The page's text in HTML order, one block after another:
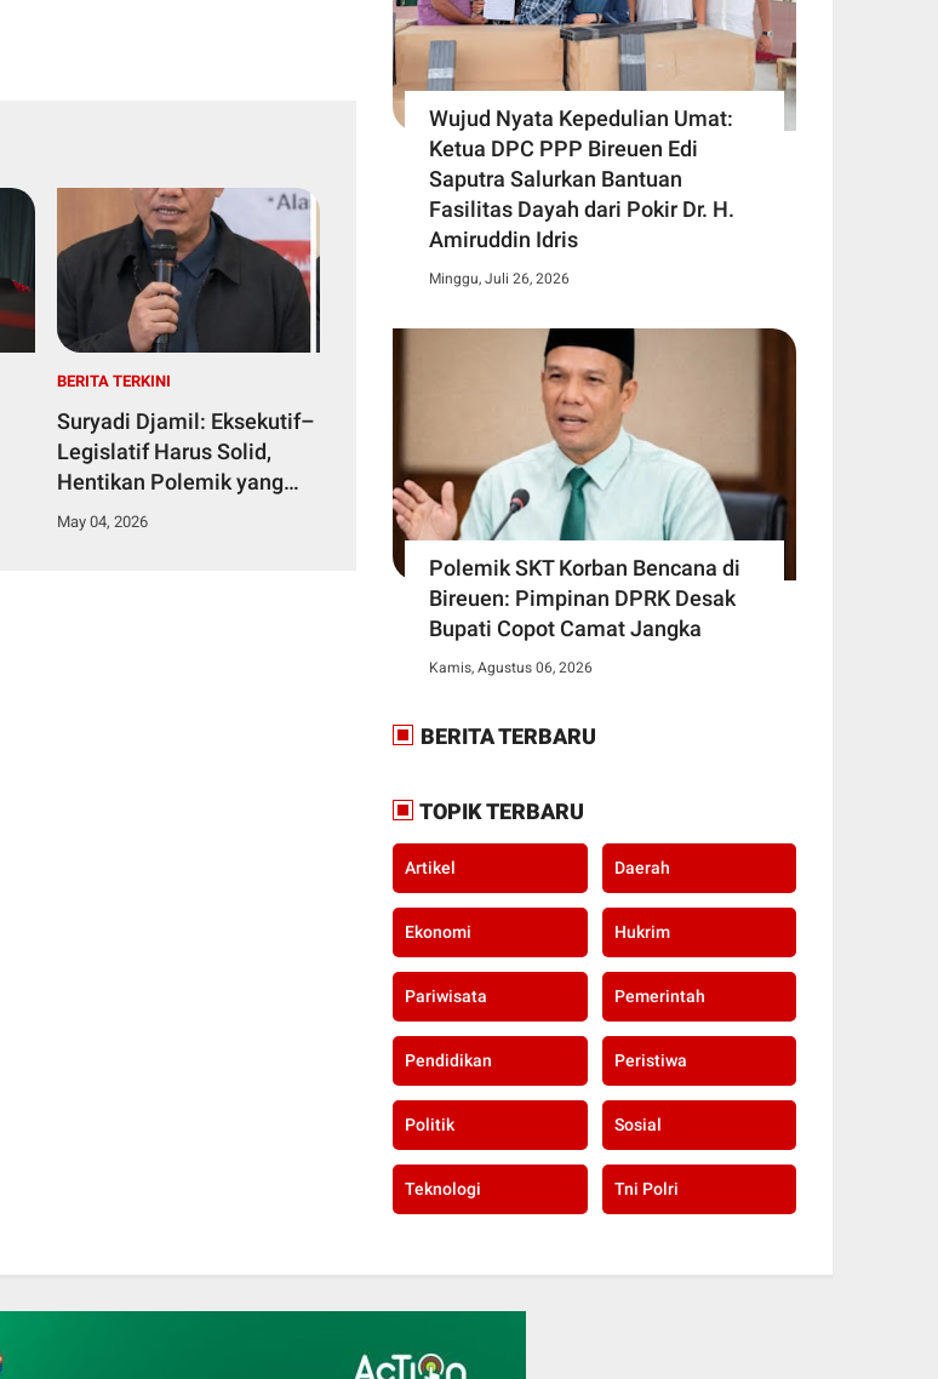
BERITA TERKINI
Suryadi Djamil: Eksekutif–
Legislatif Harus Solid,
Hentikan Polemik yang
Merusak Citra Aceh
May 04, 2026
Wujud Nyata Kepedulian Umat:
Ketua DPC PPP Bireuen Edi
Saputra Salurkan Bantuan
Fasilitas Dayah dari Pokir Dr. H.
Amiruddin Idris
Minggu, Juli 26, 2026
Polemik SKT Korban Bencana di
Bireuen: Pimpinan DPRK Desak
Bupati Copot Camat Jangka
Kamis, Agustus 06, 2026
BERITA TERBARU
TOPIK TERBARU
Artikel Daerah
Ekonomi Hukrim
Pariwisata Pemerintah
Pendidikan Peristiwa
Politik Sosial
Teknologi Tni Polri